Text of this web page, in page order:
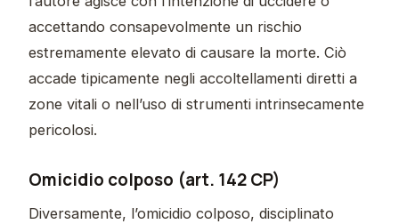
accettando consapevolmente un rischio
estremamente elevato di causare la morte. Ciò
accade tipicamente negli accoltellamenti diretti a
zone vitali o nell’uso di strumenti intrinsecamente
pericolosi.
Omicidio colposo (art. 142 CP)
Diversamente, l’omicidio colposo, disciplinato